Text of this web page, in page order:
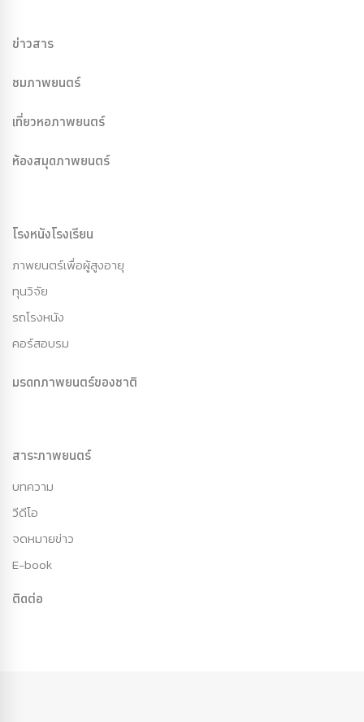
ข่าวสาร
ชมภาพยนตร์
เที่ยวหอภาพยนตร์
ห้องสมุดภาพยนตร์
โรงหนังโรงเรียน
ภาพยนตร์เพื่อผู้สูงอายุ
ทุนวิจัย
รถโรงหนัง
คอร์สอบรม
มรดกภาพยนตร์ของชาติ
สาระภาพยนตร์
บทความ
วีดีโอ
จดหมายข่าว
E-book
ติดต่อ